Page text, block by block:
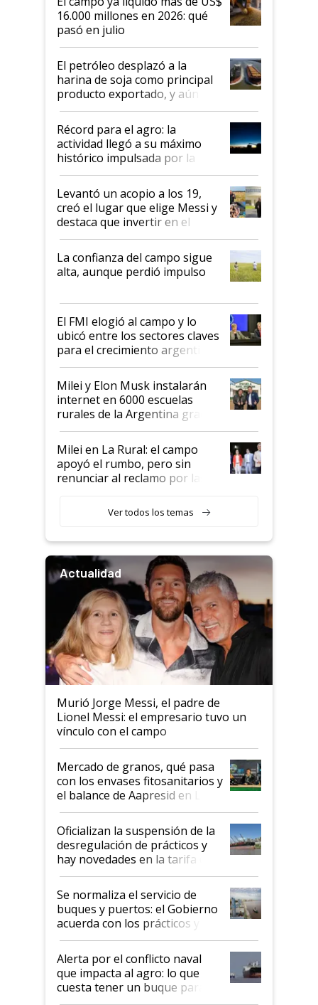
16.000 millones en 2026: qué
pasó en julio
El petróleo desplazó a la
harina de soja como principal
producto exportado, y aún así
el agro aportó casi seis de cada
diez dólares y sostuvo el
liderazgo en un semestre
récord
Récord para el agro: la
actividad llegó a su máximo
histórico impulsada por la
cosecha y las exportaciones
Levantó un acopio a los 19,
creó el lugar que elige Messi y
destaca que invertir en el
kirchnerismo era como "darle
plata a un hijo para droga":
Juan Félix Rossetti, el libertario
que de una dura crisis salió
de Milei
La confianza del campo sigue
alta, aunque perdió impulso
El FMI elogió al campo y lo
ubicó entre los sectores claves
para el crecimiento argentino
Milei y Elon Musk instalarán
internet en 6000 escuelas
rurales de la Argentina gracias
a un acuerdo con Starlink
Milei en La Rural: el campo
apoyó el rumbo, pero sin
renunciar al reclamo por las
Ver todos los temas
Actualidad
Murió Jorge Messi, el padre de
Lionel Messi: el empresario tuvo un
vínculo con el campo
Mercado de granos, qué pasa
con los envases fitosanitarios y
el balance de Aapresid en La
Posta
Oficializan la suspensión de la
desregulación de prácticos y
hay novedades en la tarifa de
la hidrovía
Se normaliza el servicio de
buques y puertos: el Gobierno
acuerda con los prácticos y
suspende el decreto de
desregulación
Alerta por el conflicto naval
que impacta al agro: lo que
cuesta tener un buque parado
y el peligro de que Argentina